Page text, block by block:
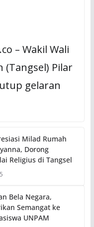
– Wakil Wali
(Tangsel) Pilar
gelaran
Milad Rumah
Dorong
Religius di Tangsel
Bela Negara,
Semangat ke
UNPAM